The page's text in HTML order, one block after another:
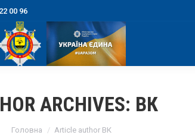
00 96
ARCHIVES: ВК
You are here:
Головна Article author ВК